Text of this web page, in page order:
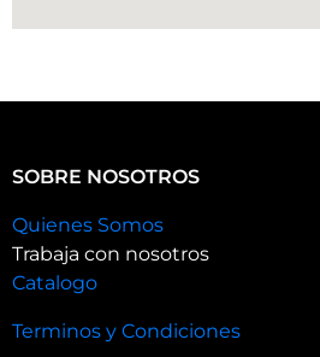
SOBRE NOSOTROS
Quienes Somos
Trabaja con nosotros
Catalogo
Terminos y Condiciones